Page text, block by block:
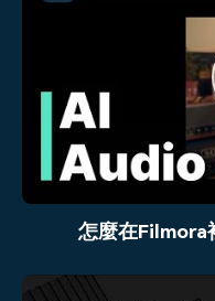
怎麼在Filmora